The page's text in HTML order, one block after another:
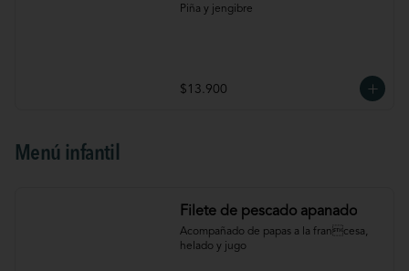
Piña y jengibre
$13.900
Menú infantil
Filete de pescado apanado
Acompañado de papas a la francesa,
helado y jugo